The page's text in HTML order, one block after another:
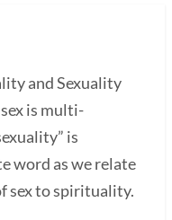
and Sexuality
is multi-
is
word as we relate
sex to spirituality.